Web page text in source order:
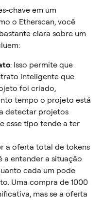
chave em um
o Etherscan, você
clara sobre um
: Isso permite que
inteligente que
foi criado,
tempo o projeto está
detectar projetos
esse tipo tende a ter
a oferta total de tokens
a entender a situação
cada um pode
Uma compra de 1000
mas se a oferta